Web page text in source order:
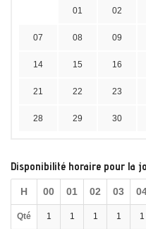
01 02
07 08 09
14 15 16
21 22 23
28 29 30
Disponibilité horaire pour la
H 00 01 02 03
Qté 1 1 1 1 1